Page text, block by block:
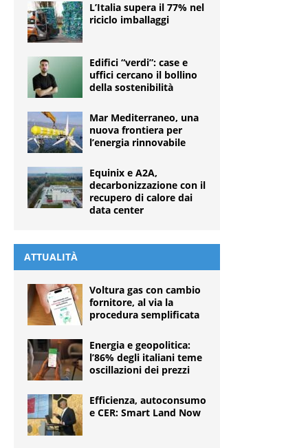
L’Italia supera il 77% nel
riciclo imballaggi
Edifici “verdi”: case e
uffici cercano il bollino
della sostenibilità
Mar Mediterraneo, una
nuova frontiera per
l’energia rinnovabile
Equinix e A2A,
decarbonizzazione con il
recupero di calore dai
data center
ATTUALITÀ
Voltura gas con cambio
fornitore, al via la
procedura semplificata
Energia e geopolitica:
l’86% degli italiani teme
oscillazioni dei prezzi
Efficienza, autoconsumo
e CER: Smart Land Now